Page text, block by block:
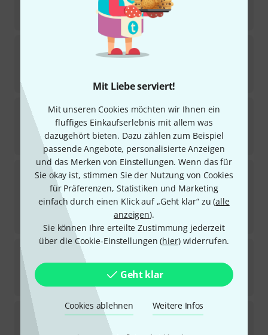
Mit Liebe serviert!
Mit unseren Cookies möchten wir Ihnen ein
fluffiges Einkaufserlebnis mit allem was
dazugehört bieten. Dazu zählen zum Beispiel
passende Angebote, personalisierte Anzeigen
und das Merken von Einstellungen. Wenn das für
Sie okay ist, stimmen Sie der Nutzung von Cookies
für Präferenzen, Statistiken und Marketing
einfach durch einen Klick auf „Geht klar“ zu (alle
anzeigen).
Sie können Ihre erteilte Zustimmung jederzeit
über die Cookie-Einstellungen (hier) widerrufen.
Geht klar
Cookies ablehnen Weitere Infos
Sofort lieferbar
€
2410-sr Taurus2 Socket B/F
2
€
PCE2411-sr Taurus2 Socket B/F
21
Sofort lieferbar
3,90 €
2520-sr Taurus2 Socket
Sofort lieferbar
3,90 €
30-Tage-Bestpreis
PCE 214-6 Shark 16A 4pol 400V F
4
Sofort lieferbar
6,50€
PCE014-6 Shark 16A 4pol 400V M